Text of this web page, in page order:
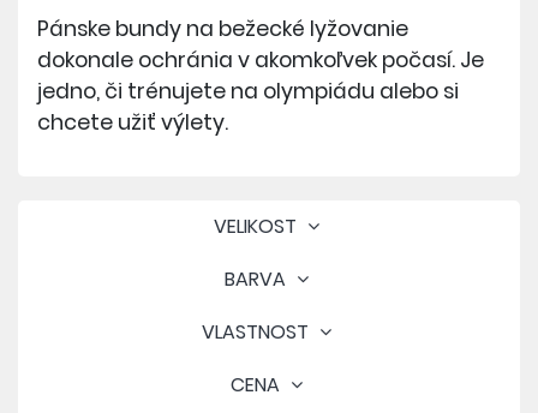
Pánske bundy na bežecké lyžovanie
dokonale ochránia v akomkoľvek počasí. Je
jedno, či trénujete na olympiádu alebo si
chcete užiť výlety.
VELIKOST
BARVA
VLASTNOST
CENA